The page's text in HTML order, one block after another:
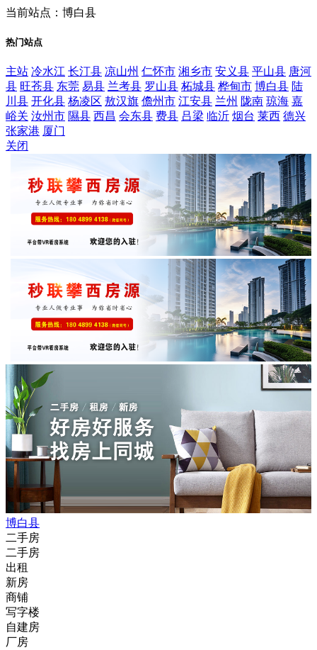
当前站点：博白县
热门站点
主站 冷水江 长汀县 凉山州 仁怀市 湘乡市 安义县 平山县 唐河
县 旺苍县 东莞 易县 兰考县 罗山县 柘城县 桦甸市 博白县 陆
川县 开化县 杨凌区 敖汉旗 儋州市 江安县 兰州 陇南 琼海 嘉
峪关 汝州市 隰县 西昌 会东县 费县 吕梁 临沂 烟台 莱西 德兴
张家港 厦门
关闭
博白县
二手房
二手房
出租
新房
商铺
写字楼
自建房
厂房